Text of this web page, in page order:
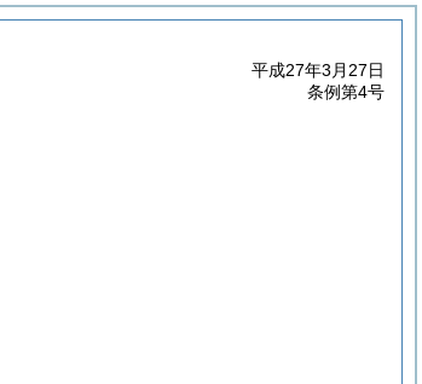
平成27年3月27日
条例第4号